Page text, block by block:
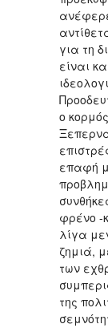
για τη
είναι
ο
επαφή
φρένο -
λίγα
ζημιά,
των
της